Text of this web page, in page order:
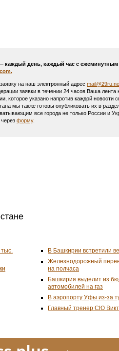
день, каждый час с
на наш электронный адрес
заявки в течении 24 часов Ваша лента
которое указано напротив каждой новости
мы также готовы опубликовать их в
все города не только России и
форму.
В Башкирии встретили
Железнодорожный
на полчаса
Башкирия выделит из
автомобилей на газ
В аэропорту Уфы из-за
Главный тренер СЮ